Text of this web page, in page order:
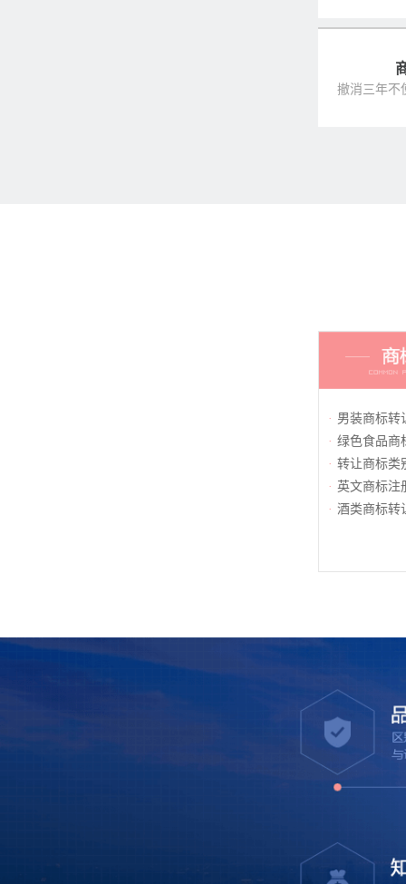
撤消三年不
· 男装商标转
· 绿色食品商
· 转让商标类
· 英文商标注
· 酒类商标转